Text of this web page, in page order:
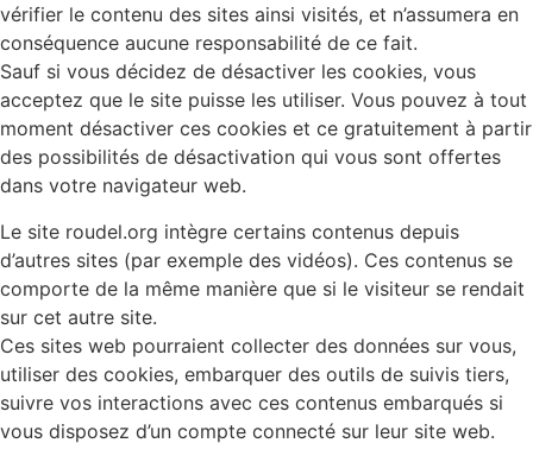
vérifier le contenu des sites ainsi visités, et n’assumera en
conséquence aucune responsabilité de ce fait.
Sauf si vous décidez de désactiver les cookies, vous
acceptez que le site puisse les utiliser. Vous pouvez à tout
moment désactiver ces cookies et ce gratuitement à partir
des possibilités de désactivation qui vous sont offertes
dans votre navigateur web.
Le site roudel.org intègre certains contenus depuis
d’autres sites (par exemple des vidéos). Ces contenus se
comporte de la même manière que si le visiteur se rendait
sur cet autre site.
Ces sites web pourraient collecter des données sur vous,
utiliser des cookies, embarquer des outils de suivis tiers,
suivre vos interactions avec ces contenus embarqués si
vous disposez d’un compte connecté sur leur site web.